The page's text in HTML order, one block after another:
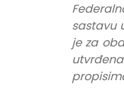
sastavu
je za